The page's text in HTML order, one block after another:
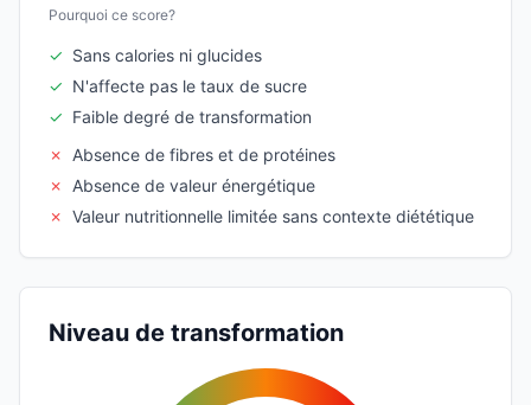
Pourquoi ce score?
✓ Sans calories ni glucides
✓ N'affecte pas le taux de sucre
✓ Faible degré de transformation
✗
Absence de fibres et de protéines
✗
Absence de valeur énergétique
✗ Valeur nutritionnelle limitée sans contexte diététique
Niveau de transformation